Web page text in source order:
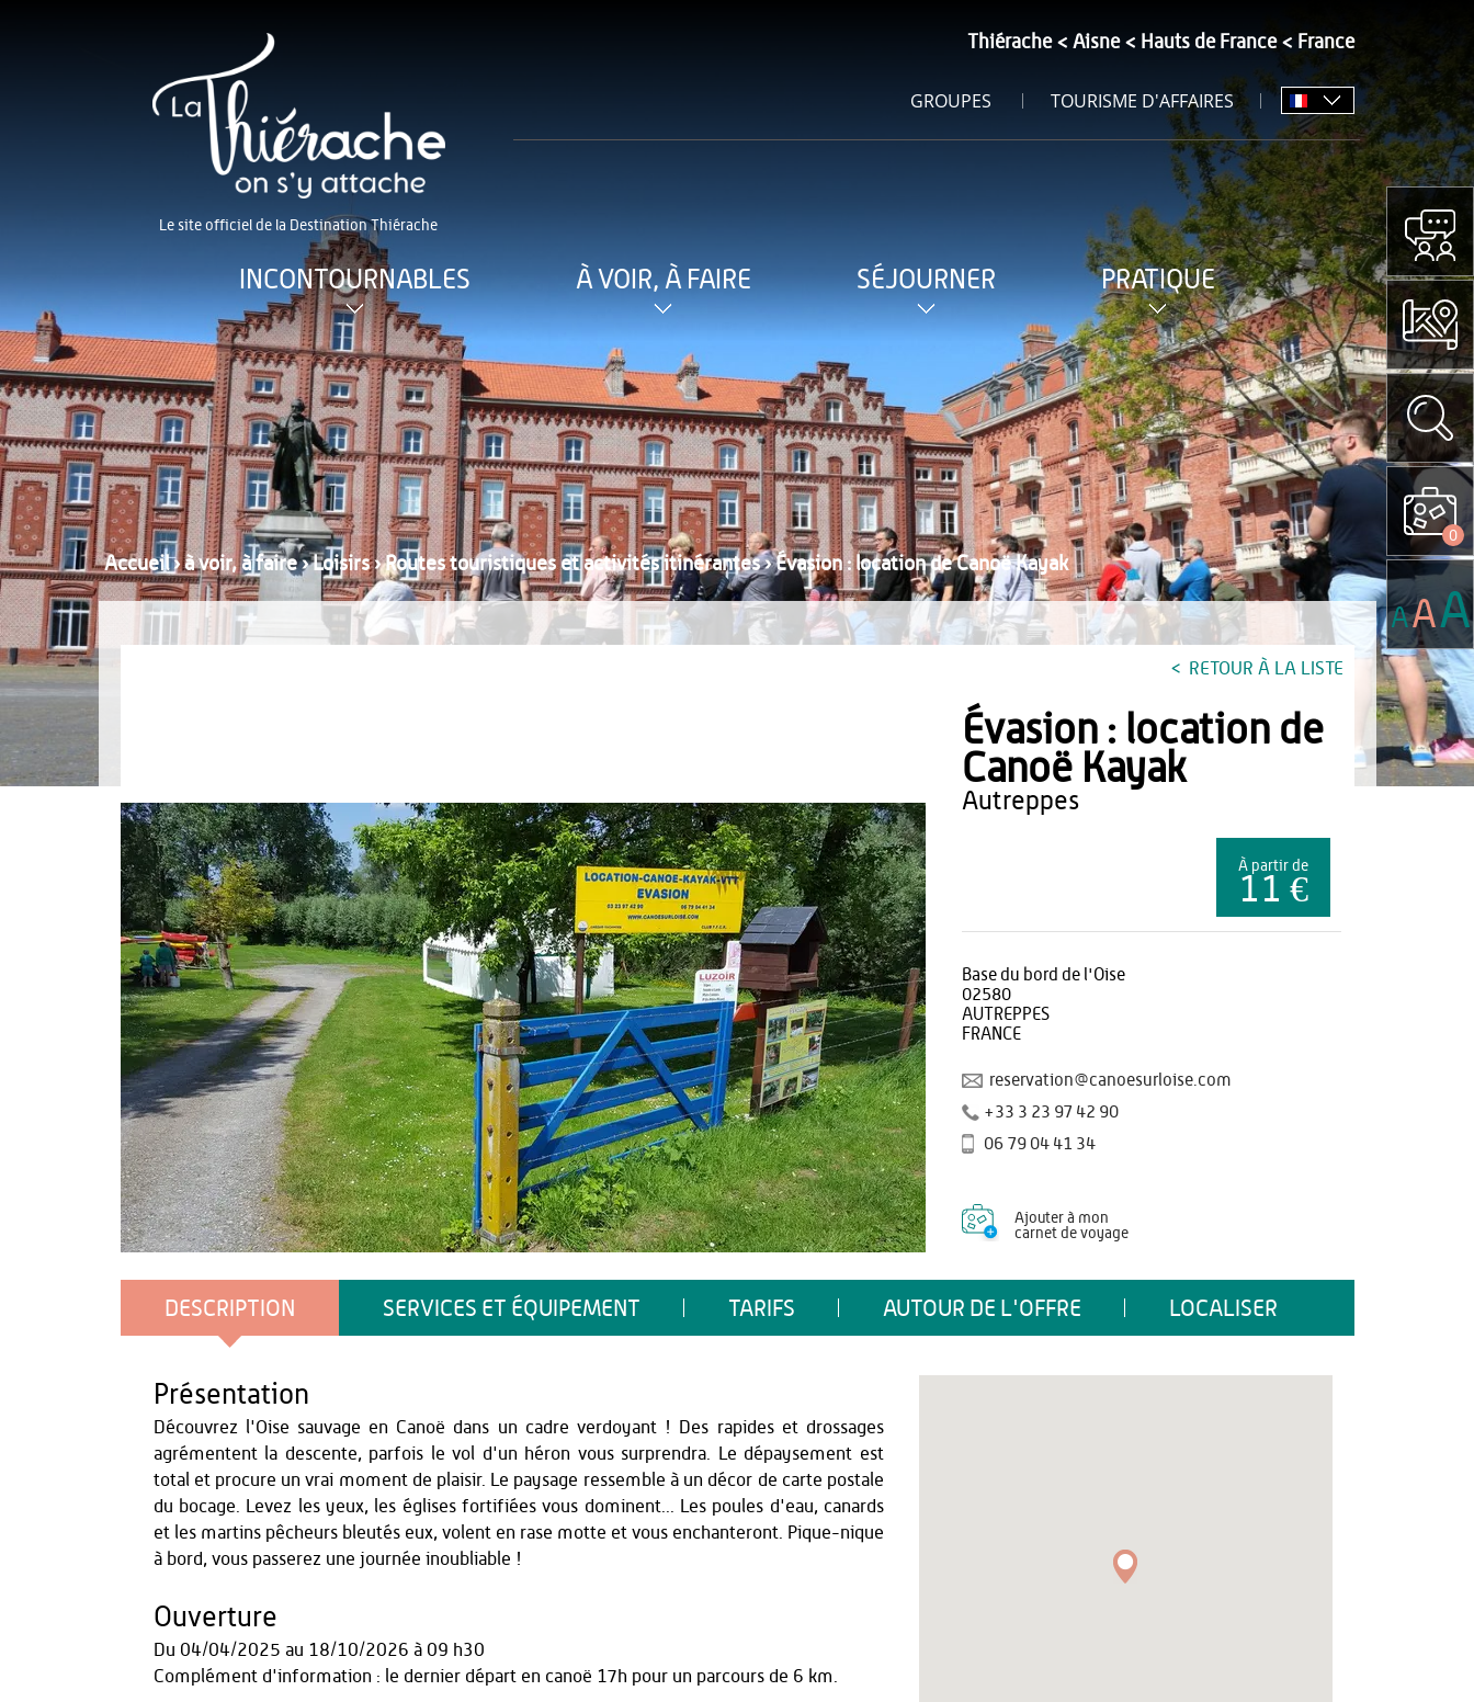
Le site officiel de la Destination Thiérache
Thiérache Aisne Hauts de France France
GROUPES TOURISME D'AFFAIRES
INCONTOURNABLES À VOIR, À FAIRE SÉJOURNER PRATIQUE
Accueil›à voir, à faire›Loisirs›Routes touristiques et activités itinérantes›Évasion : location de Canoë Kayak
RETOUR À LA LISTE
Évasion : location de
Canoë Kayak
autreppes
À partir de
11 €
Base du bord de l'Oise
02580
AUTREPPES
FRANCE
reservation@canoesurloise.com
+33 3 23 97 42 90
06 79 04 41 34
Ajouter à mon
carnet de voyage
DESCRIPTION SERVICES ET ÉQUIPEMENT TARIFS AUTOUR DE L'OFFRE LOCALISER
Présentation
Découvrez l'Oise sauvage en Canoë dans un cadre verdoyant ! Des rapides et drossages
agrémentent la descente, parfois le vol d'un héron vous surprendra. Le dépaysement est
total et procure un vrai moment de plaisir. Le paysage ressemble à un décor de carte postale
du bocage. Levez les yeux, les églises fortifiées vous dominent... Les poules d'eau, canards
et les martins pêcheurs bleutés eux, volent en rase motte et vous enchanteront. Pique-nique
à bord, vous passerez une journée inoubliable !
Ouverture
Du 04/04/2025 au 18/10/2026 à 09 h30
Complément d'information : le dernier départ en canoë 17h pour un parcours de 6 km.
0
AAA